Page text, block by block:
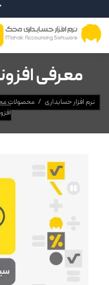
معرفی
نرم افزار حسابداری / محصولات